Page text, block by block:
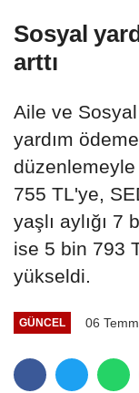
Sosyal
arttı
Aile ve
yardım
düzenlemeyle
755 TL'ye,
yaşlı aylığı 7
ise 5 bin 793
yükseldi.
GÜNCEL 06